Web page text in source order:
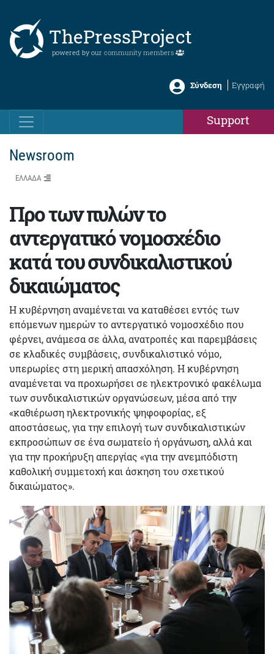
ThePressProject
powered by our community members
Σύνδεση Εγγραφή
Support
Newsroom
ΕΛΛΑΔΑ
Προ των πυλών το
αντεργατικό νομοσχέδιο
κατά του συνδικαλιστικού
δικαιώματος
Η κυβέρνηση αναμένεται να καταθέσει εντός των
επόμενων ημερών το αντεργατικό νομοσχέδιο που
φέρνει, ανάμεσα σε άλλα, ανατροπές και παρεμβάσεις
σε κλαδικές συμβάσεις, συνδικαλιστικό νόμο,
υπερωρίες στη μερική απασχόληση. Η κυβέρνηση
αναμένεται να προχωρήσει σε ηλεκτρονικό φακέλωμα
των συνδικαλιστικών οργανώσεων, μέσα από την
«καθιέρωση ηλεκτρονικής ψηφοφορίας, εξ
αποστάσεως, για την επιλογή των συνδικαλιστικών
εκπροσώπων σε ένα σωματείο ή οργάνωση, αλλά και
για την προκήρυξη απεργίας «για την ανεμπόδιστη
καθολική συμμετοχή και άσκηση του σχετικού
δικαιώματος».